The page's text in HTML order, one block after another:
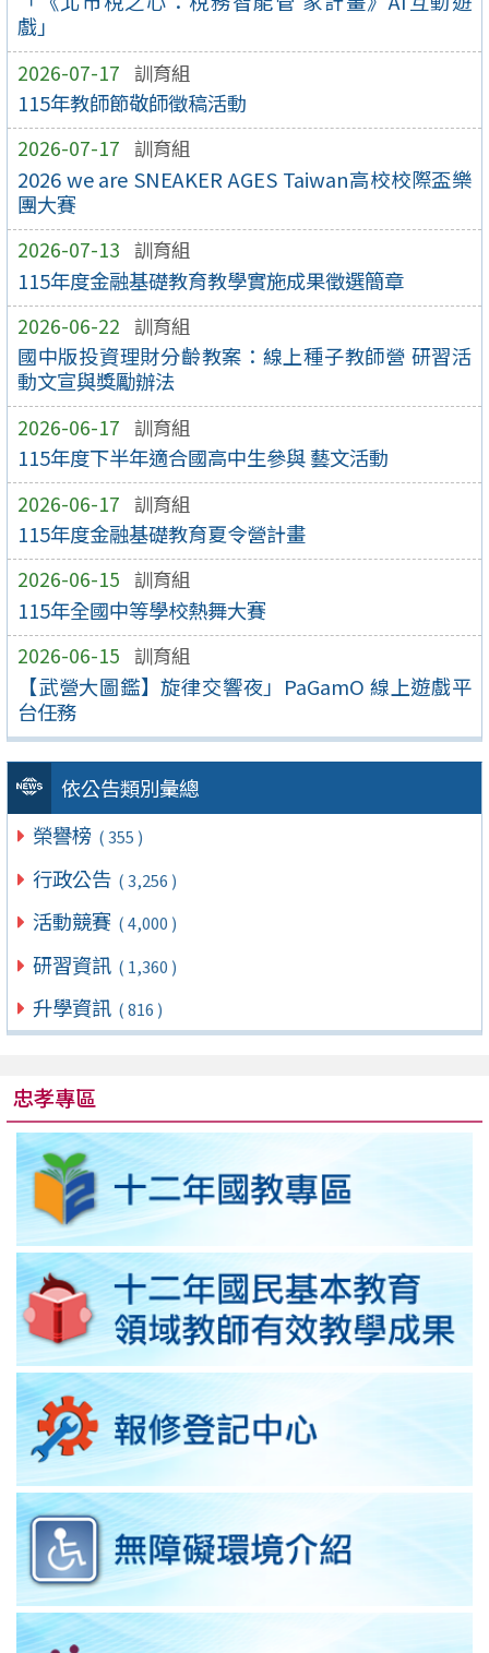
戲」
2026-07-17 訓育組
115年教師節敬師徵稿活動
2026-07-17 訓育組
2026 we are SNEAKER AGES Taiwan高校校際盃樂
團大賽
2026-07-13 訓育組
115年度金融基礎教育教學實施成果徵選簡章
2026-06-22 訓育組
國中版投資理財分齡教案：線上種子教師營 研習活
動文宣與獎勵辦法
2026-06-17 訓育組
115年度下半年適合國高中生參與 藝文活動
2026-06-17 訓育組
115年度金融基礎教育夏令營計畫
2026-06-15 訓育組
115年全國中等學校熱舞大賽
2026-06-15 訓育組
【武營大圖鑑】旋律交響夜」PaGamO 線上遊戲平
台任務
依公告類別彙總
榮譽榜 ( 355 )
行政公告 ( 3,256 )
活動競賽 ( 4,000 )
研習資訊 ( 1,360 )
升學資訊 ( 816 )
忠孝專區